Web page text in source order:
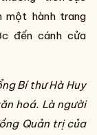
một hành trang
đến cánh cửa
Bí thư Hà Huy
hoá. Là người
Quản trị của